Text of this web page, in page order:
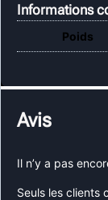
Informations
Poids
Avis
Il n’y a pas
Seuls les clients